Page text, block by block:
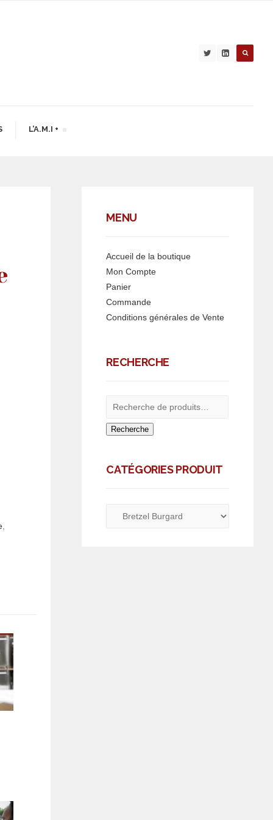
L’A.M.I +
,
MENU
Accueil de la boutique
Mon Compte
Panier
Commande
Conditions générales de Vente
RECHERCHE
Recherche
CATÉGORIES PRODUIT